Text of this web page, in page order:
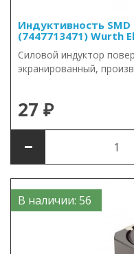
Индуктивность SMD
(7447713471) Wurth
Силовой индуктор
экранированный,
27 ₽
В наличии: 56